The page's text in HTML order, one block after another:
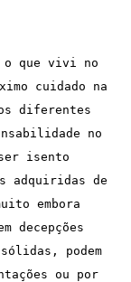
o que vivi no
cuidado na
diferentes
no
isento
adquiridas de
embora
decepções
podem
ou por